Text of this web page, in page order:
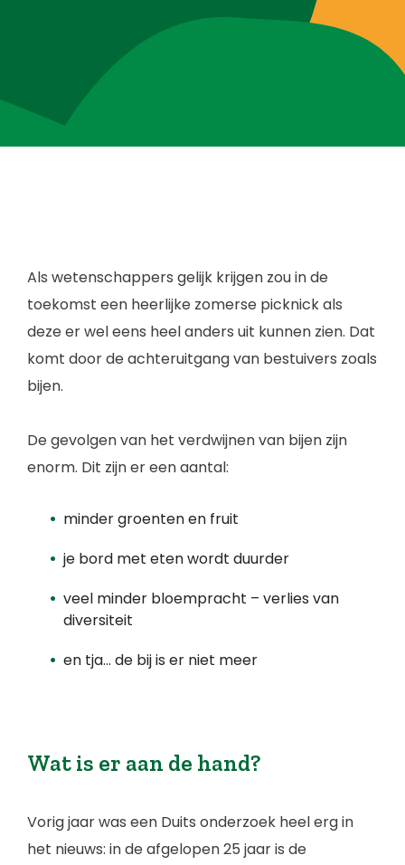
Als wetenschappers gelijk krijgen zou in de
toekomst een heerlijke zomerse picknick als
deze er wel eens heel anders uit kunnen zien. Dat
komt door de achteruitgang van bestuivers zoals
bijen.
De gevolgen van het verdwijnen van bijen zijn
enorm. Dit zijn er een aantal:
minder groenten en fruit
je bord met eten wordt duurder
veel minder bloempracht – verlies van
diversiteit
en tja… de bij is er niet meer
Wat is er aan de hand?
Vorig jaar was een Duits onderzoek heel erg in
het nieuws: in de afgelopen 25 jaar is de